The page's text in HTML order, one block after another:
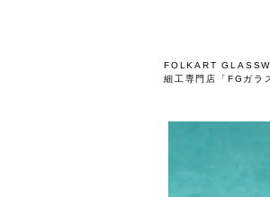
FOLKART
細工専門店「FGガ